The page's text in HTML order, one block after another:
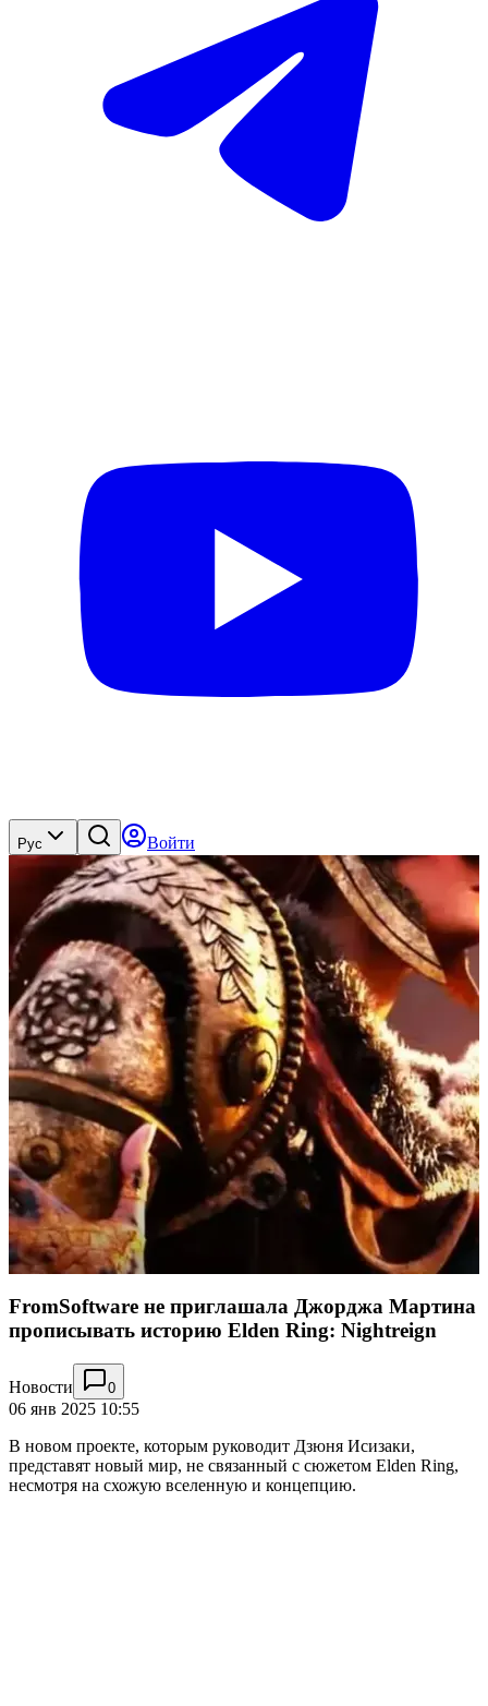
Рус Войти
FromSoftware не приглашала Джорджа Мартина
прописывать историю Elden Ring: Nightreign
Новости 0
06 янв 2025 10:55
В новом проекте, которым руководит Дзюня Исизаки,
представят новый мир, не связанный с сюжетом Elden Ring,
несмотря на схожую вселенную и концепцию.